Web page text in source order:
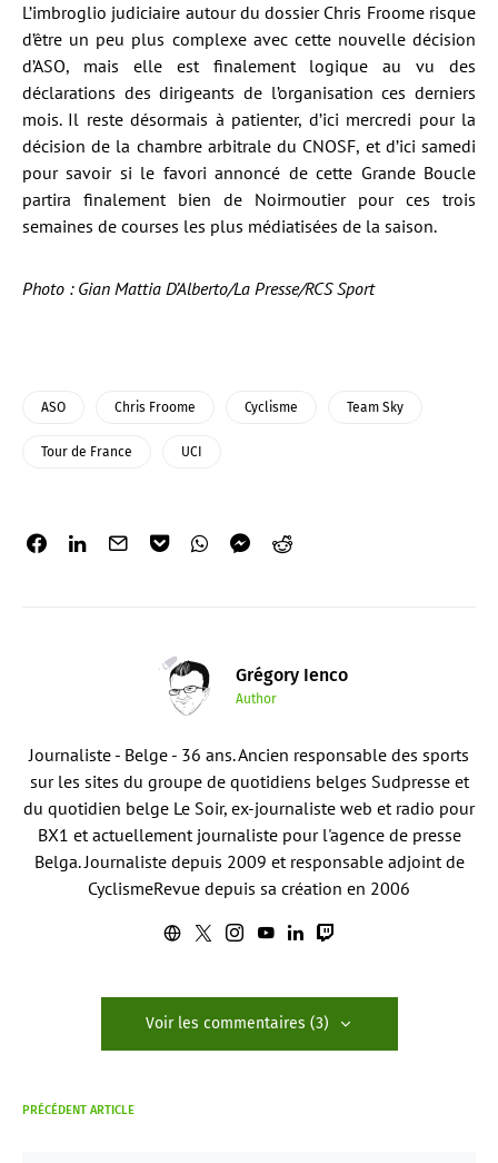
L’imbroglio judiciaire autour du dossier Chris Froome risque
d’être un peu plus complexe avec cette nouvelle décision
d’ASO, mais elle est finalement logique au vu des
déclarations des dirigeants de l’organisation ces derniers
mois. Il reste désormais à patienter, d’ici mercredi pour la
décision de la chambre arbitrale du CNOSF, et d’ici samedi
pour savoir si le favori annoncé de cette Grande Boucle
partira finalement bien de Noirmoutier pour ces trois
semaines de courses les plus médiatisées de la saison.
Photo : Gian Mattia D’Alberto/La Presse/RCS Sport
ASO Chris Froome Cyclisme Team Sky
Tour de France UCI
Grégory Ienco
Author
Journaliste - Belge - 36 ans. Ancien responsable des sports
sur les sites du groupe de quotidiens belges Sudpresse et
du quotidien belge Le Soir, ex-journaliste web et radio pour
BX1 et actuellement journaliste pour l'agence de presse
Belga. Journaliste depuis 2009 et responsable adjoint de
CyclismeRevue depuis sa création en 2006
Voir les commentaires (3)
PRÉCÉDENT ARTICLE